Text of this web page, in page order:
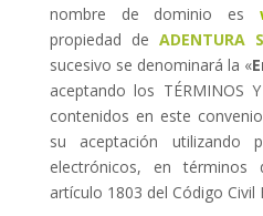
nombre de dominio es
propiedad deADENTURA
sucesivo se denominará la «
aceptando los TÉRMINOS
contenidos en este
su aceptación utilizando
electrónicos, en
artículo 1803 del Código Civil